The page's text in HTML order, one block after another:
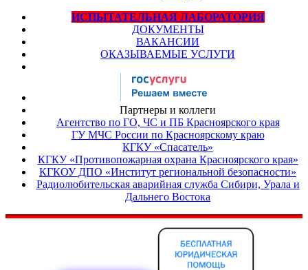
ИСПЫТАТЕЛЬНАЯ ЛАБОРАТОРИЯ
ДОКУМЕНТЫ
ВАКАНСИИ
ОКАЗЫВАЕМЫЕ УСЛУГИ
Партнеры и коллеги
Агентство по ГО, ЧС и ПБ Красноярского края
ГУ МЧС России по Красноярскому краю
КГКУ «Спасатель»
КГКУ «Противопожарная охрана Красноярского края»
КГКОУ ДПО «Институт региональной безопасности»
Радиолюбительская аварийная служба Сибири, Урала и
Дальнего Востока